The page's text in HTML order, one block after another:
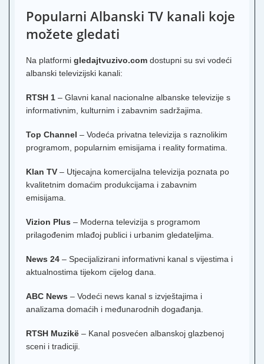
Popularni Albanski TV kanali koje
možete gledati
Na platformi gledajtvuzivo.com dostupni su svi vodeći
albanski televizijski kanali:
RTSH 1 – Glavni kanal nacionalne albanske televizije s
informativnim, kulturnim i zabavnim sadržajima.
Top Channel – Vodeća privatna televizija s raznolikim
programom, popularnim emisijama i reality formatima.
Klan TV – Utjecajna komercijalna televizija poznata po
kvalitetnim domaćim produkcijama i zabavnim
emisijama.
Vizion Plus – Moderna televizija s programom
prilagođenim mlađoj publici i urbanim gledateljima.
News 24 – Specijalizirani informativni kanal s vijestima i
aktualnostima tijekom cijelog dana.
ABC News – Vodeći news kanal s izvještajima i
analizama domaćih i međunarodnih događanja.
RTSH Muzikë – Kanal posvećen albanskoj glazbenoj
sceni i tradiciji.